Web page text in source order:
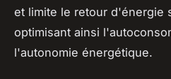
et limite le retour d'énergie
optimisant ainsi
l'autonomie énergétique.